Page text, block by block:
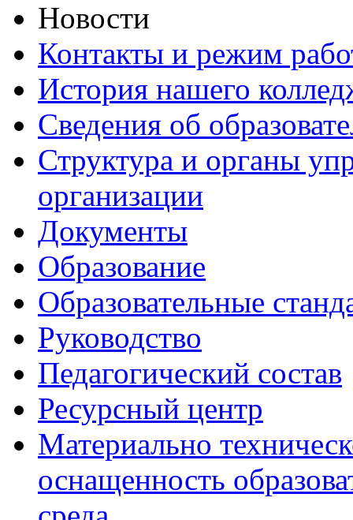
Новости
Контакты и режим
История нашего
Сведения об
Структура и органы
организации
Документы
Образование
Образовательные
Руководство
Педагогический состав
Ресурсный центр
Материально
оснащенность